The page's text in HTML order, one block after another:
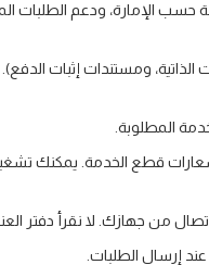
الإمارة، ودعم الطلبات
الذاتية، ومستندات إثبات
المطلوبة.
وإشعارات قطع الخدمة. يمكنك
من جهازك. لا نقرأ دفتر
إرسال الطلبات.